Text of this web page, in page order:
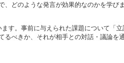
、どのような発言が効果的なのかを学びま
ます。事前に与えられた課題について「
るべきか、それが相手との対話・議論を